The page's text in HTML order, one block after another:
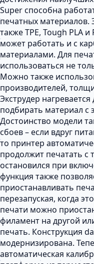
Super способна
печатных материалов.
также TPE, Tough PLA
может работать и с
материалами. Для
использоваться не
Можно также
производителей,
Экструдер
подбирать материал с
Достоинство модели
сбоев – если вдруг
то принтер
продолжит печатать с
остановился при
функция также
приостанавливать
перезапуская, когда
печати можно
филамент на другой
печать. Конструкция
модернизирована.
автоматическая